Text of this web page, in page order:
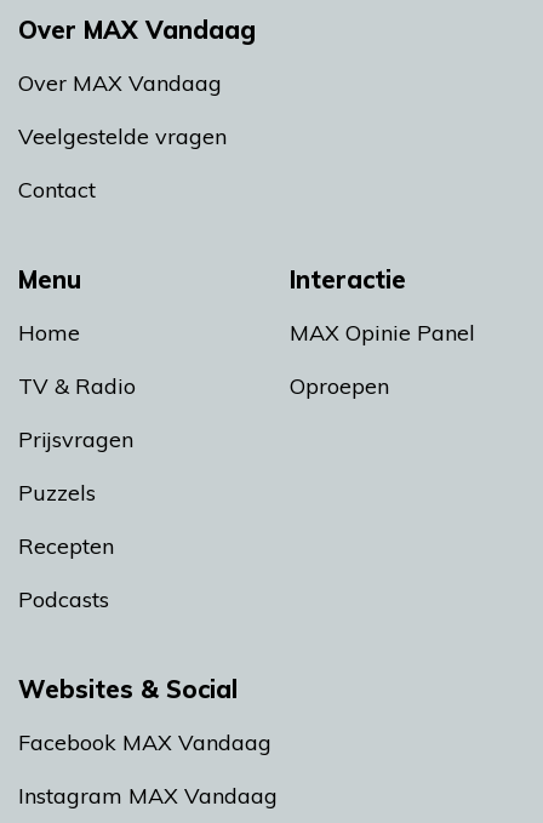
Menu
Home
TV & Radio
Prijsvragen
Puzzels
Recepten
Podcasts
Interactie
MAX Opinie Panel
Oproepen
Over MAX Vandaag
Over MAX Vandaag
Veelgestelde vragen
Contact
Websites & Social
Facebook MAX Vandaag
Instagram MAX Vandaag